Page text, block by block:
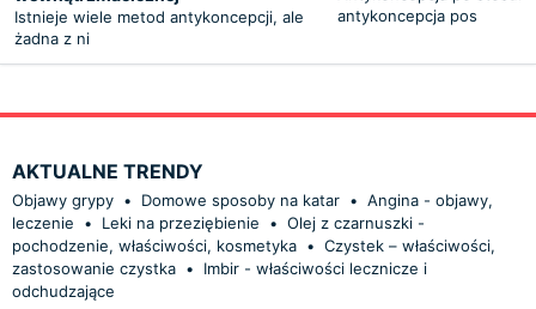
Istnieje wiele metod antykoncepcji, ale
żadna z ni
antykoncepcja pos
AKTUALNE TRENDY
Objawy grypy • Domowe sposoby na katar • Angina - objawy,
leczenie
• Leki na przeziębienie • Olej z czarnuszki -
pochodzenie, właściwości, kosmetyka • Czystek – właściwości,
zastosowanie czystka •
Imbir - właściwości lecznicze i
odchudzające